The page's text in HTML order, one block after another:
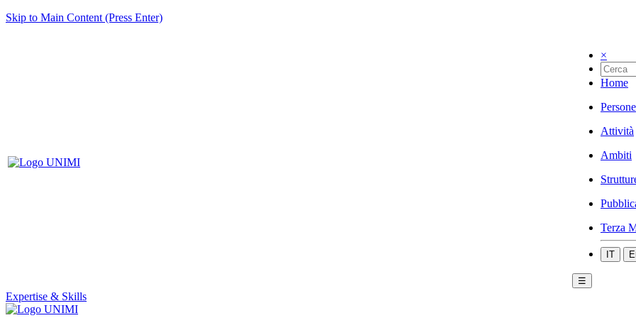
Skip to Main Content (Press Enter)
×
Home
Persone
Attività
Ambiti
Terza
IT
☰
Expertise & Skills